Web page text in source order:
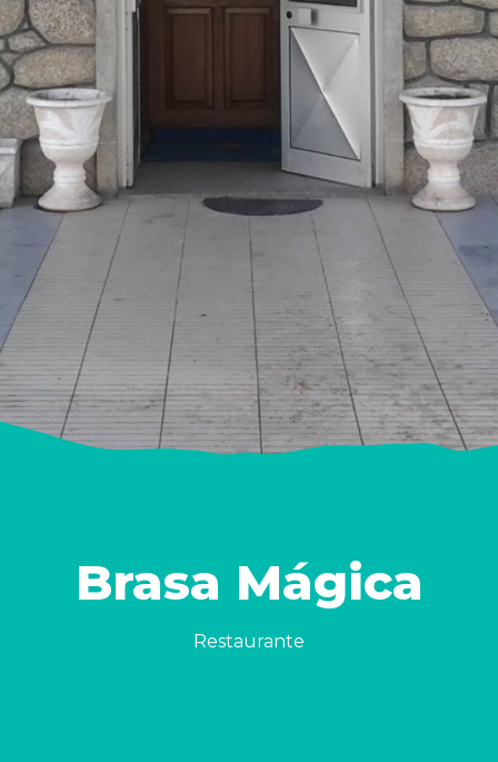
Brasa Mágica
Restaurante